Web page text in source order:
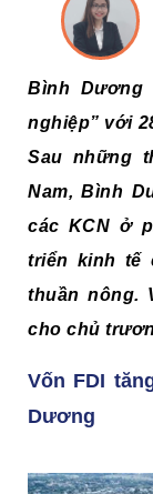
Bình
nghiệp” với
Sau những
Nam, Bình
các KCN ở
triển kinh tế
thuần nông.
cho chủ
Vốn FDI
Dương